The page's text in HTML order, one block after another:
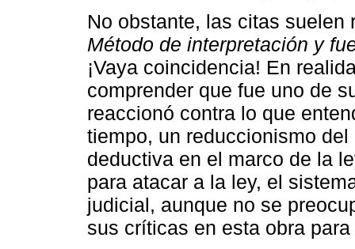
No obstante, las citas
Método de interpretación y
¡Vaya coincidencia! En
comprender que fue uno de
reaccionó contra lo que
tiempo, un reduccionismo
deductiva en el marco de la
para atacar a la ley, el
judicial, aunque no se
sus críticas en esta obra